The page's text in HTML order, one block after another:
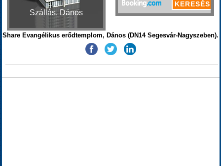
Szállás, Dános
Share Evangélikus erődtemplom, Dános (DN14 Segesvár-Nagyszeben).